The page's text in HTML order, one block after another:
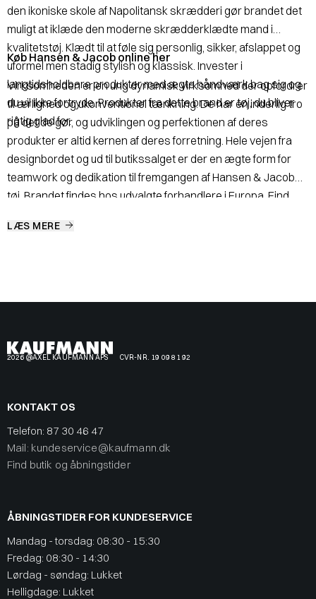
den ikoniske skole af Napolitansk skrædderi gør brandet det
muligt at iklæde den moderne skrædderklædte mand i
kvalitetstøj. Klædt til at føle sig personlig, sikker, afslappet og
uformel men stadig stylish og klassisk. Invester i
langtidsholdbare produkter med ægte håndværk bag sig og
du vil ikke fortryde. Produkter fra dette brand er tøj, du bliver
rigtig glad for.
Køb Hansen & Jacob online her
Virksomheden er en ung dynamisk virksomhed der opfordrer
til ærlighed og ukonventionel tænkning. De har en inderlig tro
på det de gør, og udviklingen og perfektionen af deres
produkter er altid kernen af deres forretning. Hele vejen fra
designbordet og ud til butikssalget er der en ægte form for
teamwork og dedikation til fremgangen af Hansen & Jacob
tøj. Brandet findes hos udvalgte forhandlere i Europa. Find
klassiske snit på det forskellige modeller gør dem brugbare i
LÆS MERE
2026 @AXEL KAUFMANN APS CVR-NR. 19 09 81 92
KONTAKT OS
Telefon: 87 30 46 47
Mail: kundeservice@kaufmann.dk
Find butik og åbningstider
ÅBNINGSTIDER FOR KUNDESERVICE
Mandag - torsdag: 08:30 - 15:30
Fredag: 08:30 - 14:30
Lørdag - søndag: Lukket
Helligdage: Lukket